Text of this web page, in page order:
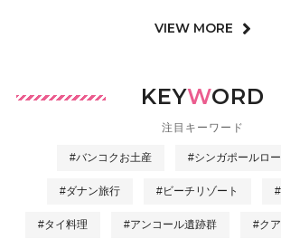
VIEW MORE
KEYWORD
注目キーワード
#バンコクお土産 #シンガポールロ
#ダナン旅行 #ビーチリゾート
#タイ料理 #アンコール遺跡群 #ク